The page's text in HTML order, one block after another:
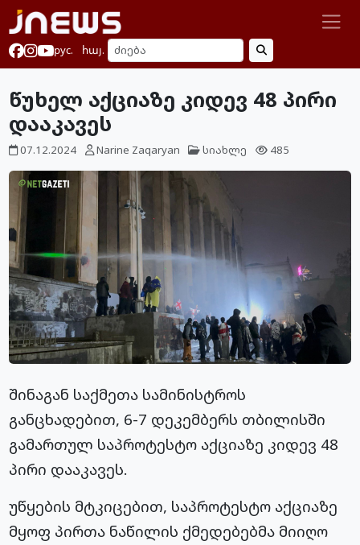
рус. հայ.
წუხელ აქციაზე კიდევ 48 პირი
დააკავეს
07.12.2024 Narine Zaqaryan სიახლე 485
შინაგან საქმეთა სამინისტროს
განცხადებით, 6-7 დეკემბერს თბილისში
გამართულ საპროტესტო აქციაზე კიდევ 48
პირი დააკავეს.
უწყების მტკიცებით, საპროტესტო აქციაზე
მყოფ პირთა ნაწილის ქმედებებმა მიიღო